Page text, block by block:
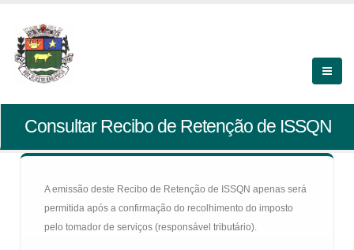
Consultar Recibo de Retenção de ISSQN
A emissão deste Recibo de Retenção de ISSQN apenas será
permitida após a confirmação do recolhimento do imposto
pelo tomador de serviços (responsável tributário).